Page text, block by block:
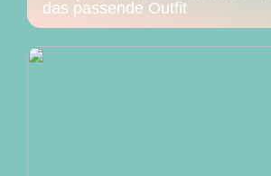
das passende Outfit